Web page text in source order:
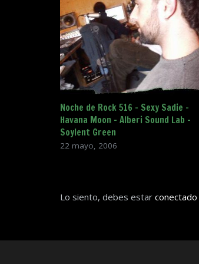
Noche de Rock 516 – Sexy Sadie –
Havana Moon – Alberi Sound Lab –
Soylent Green
22 mayo, 2006
Lo siento, debes estar conectado